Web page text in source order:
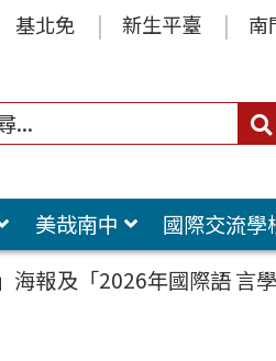
基北免 新生平臺 南
美哉南中 國際交流學
報及「2026年國際語 言